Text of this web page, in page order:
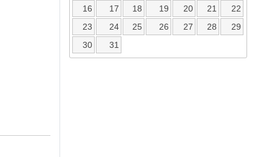
16
17 18 19 20 21
22
23
24 25 26 27 28
29
30
31